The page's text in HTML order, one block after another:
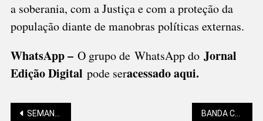
a soberania, com a Justiça e com a proteção da
população diante de manobras políticas externas.
WhatsApp – O grupo de WhatsApp do Jornal
Edição Digital pode seracessado aqui.
SEMANA FARROUPILHA SERÁ COMEMORADA NO SÁBADO (20)